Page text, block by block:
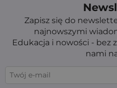
Zapisz się do
najnowszymi
Edukacja i nowości - bez
nami